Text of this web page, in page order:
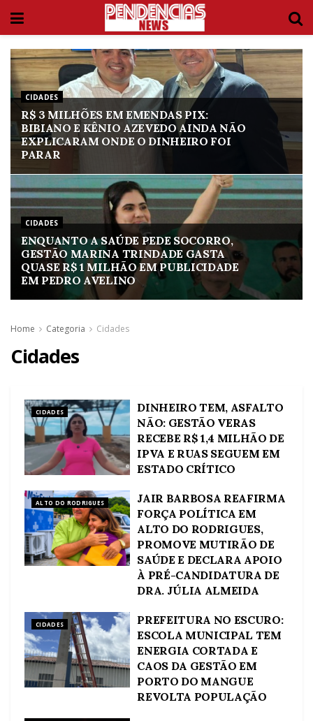
CIDADES
R$ 3 MILHÕES EM EMENDAS PIX:
BIBIANO E KÊNIO AZEVEDO AINDA NÃO
EXPLICARAM ONDE O DINHEIRO FOI
PARAR
CIDADES
ENQUANTO A SAÚDE PEDE SOCORRO,
GESTÃO MARINA TRINDADE GASTA
QUASE R$ 1 MILHÃO EM PUBLICIDADE
EM PEDRO AVELINO
Home Categoria Cidades
Cidades
CIDADES
DINHEIRO TEM, ASFALTO
NÃO: GESTÃO VERAS
RECEBE R$ 1,4 MILHÃO DE
IPVA E RUAS SEGUEM EM
ESTADO CRÍTICO
ALTO DO RODRIGUES
JAIR BARBOSA REAFIRMA
FORÇA POLÍTICA EM
ALTO DO RODRIGUES,
PROMOVE MUTIRÃO DE
SAÚDE E DECLARA APOIO
À PRÉ-CANDIDATURA DE
DRA. JÚLIA ALMEIDA
CIDADES
PREFEITURA NO ESCURO:
ESCOLA MUNICIPAL TEM
ENERGIA CORTADA E
CAOS DA GESTÃO EM
PORTO DO MANGUE
REVOLTA POPULAÇÃO